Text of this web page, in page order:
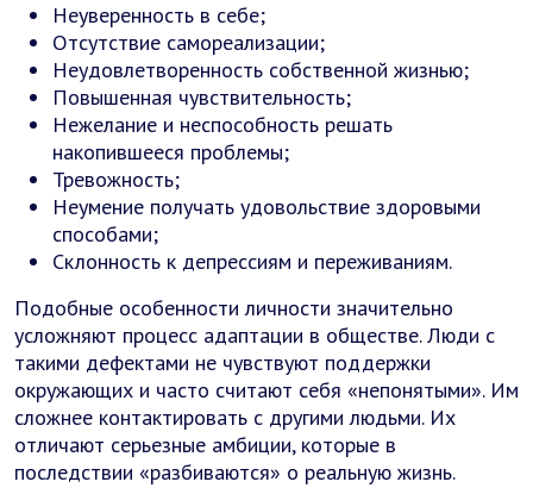
Неуверенность в себе;
Отсутствие самореализации;
Неудовлетворенность собственной жизнью;
Повышенная чувствительность;
Нежелание и неспособность решать
накопившееся проблемы;
Тревожность;
Неумение получать удовольствие здоровыми
способами;
Склонность к депрессиям и переживаниям.
Подобные особенности личности значительно
усложняют процесс адаптации в обществе. Люди с
такими дефектами не чувствуют поддержки
окружающих и часто считают себя «непонятыми». Им
сложнее контактировать с другими людьми. Их
отличают серьезные амбиции, которые в
последствии «разбиваются» о реальную жизнь.